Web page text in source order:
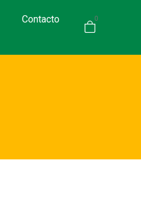
Contacto 0